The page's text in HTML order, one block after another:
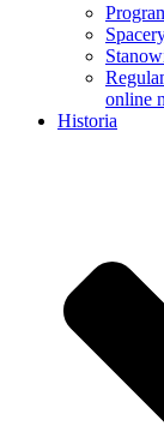
online
Historia